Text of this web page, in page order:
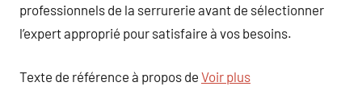
professionnels de la serrurerie avant de sélectionner
l’expert approprié pour satisfaire à vos besoins.
Texte de référence à propos de Voir plus